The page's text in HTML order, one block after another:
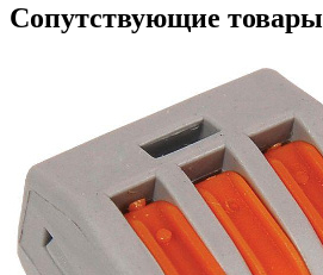
Сопутствующие товары